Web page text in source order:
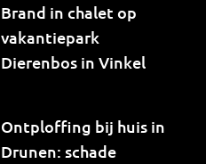
Brand in chalet op
vakantiepark
Dierenbos in Vinkel
Ontploffing bij huis in
Drunen: schade